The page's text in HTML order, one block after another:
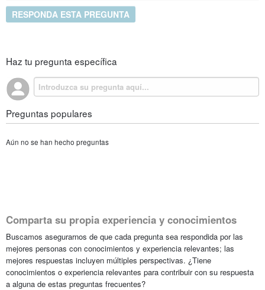
RESPONDA ESTA PREGUNTA
Haz tu pregunta específica
Preguntas populares
Aún no se han hecho preguntas
Comparta su propia experiencia y conocimientos
Buscamos asegurarnos de que cada pregunta sea respondida por las
mejores personas con conocimientos y experiencia relevantes; las
mejores respuestas incluyen múltiples perspectivas. ¿Tiene
conocimientos o experiencia relevantes para contribuir con su respuesta
a alguna de estas preguntas frecuentes?